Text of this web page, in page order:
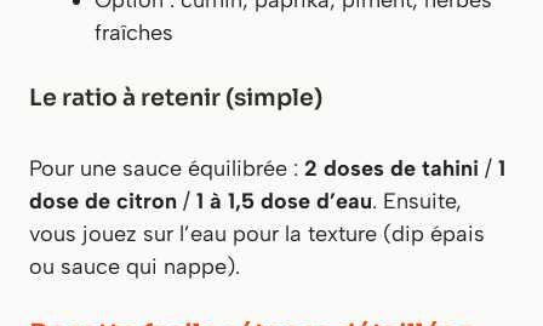
fraîches
Le ratio à retenir (simple)
Pour une sauce équilibrée : 2 doses de tahini / 1
dose de citron / 1 à 1,5 dose d’eau. Ensuite,
vous jouez sur l’eau pour la texture (dip épais
ou sauce qui nappe).